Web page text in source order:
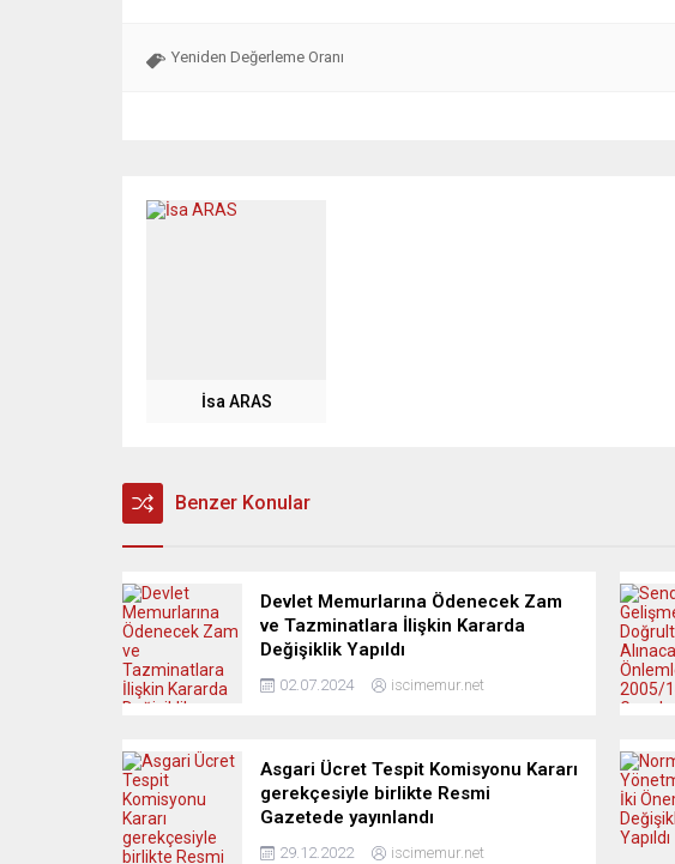
Yeniden Değerleme Oranı
İsa ARAS
Benzer Konular
Devlet Memurlarına Ödenecek Zam
ve Tazminatlara İlişkin Kararda
Değişiklik Yapıldı
02.07.2024 iscimemur.net
Asgari Ücret Tespit Komisyonu Kararı
gerekçesiyle birlikte Resmi
Gazetede yayınlandı
29.12.2022 iscimemur.net